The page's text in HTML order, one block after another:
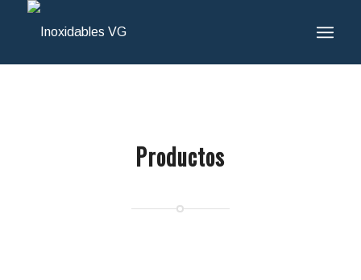
Productos